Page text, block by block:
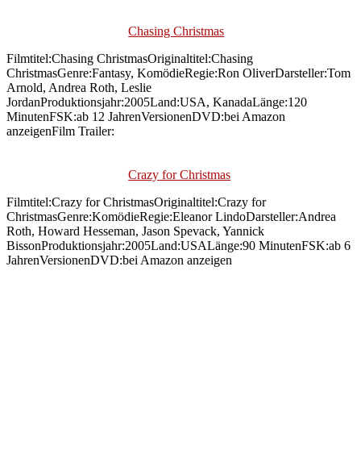
Chasing Christmas
Filmtitel:Chasing ChristmasOriginaltitel:Chasing
ChristmasGenre:Fantasy, KomödieRegie:Ron OliverDarsteller:Tom
Arnold, Andrea Roth, Leslie
JordanProduktionsjahr:2005Land:USA, KanadaLänge:120
MinutenFSK:ab 12 JahrenVersionenDVD:bei Amazon
anzeigenFilm Trailer:
Crazy for Christmas
Filmtitel:Crazy for ChristmasOriginaltitel:Crazy for
ChristmasGenre:KomödieRegie:Eleanor LindoDarsteller:Andrea
Roth, Howard Hesseman, Jason Spevack, Yannick
BissonProduktionsjahr:2005Land:USALänge:90 MinutenFSK:ab 6
JahrenVersionenDVD:bei Amazon anzeigen